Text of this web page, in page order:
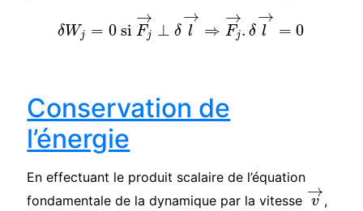
δWj = 0si Fj
→
⊥ δ l
→
⇒ Fj
→
. δ l
→
= 0
δW =0siFj →⊥δ → ⇒Fj →.δl → =
Conservation de
l’énergie
En effectuant le produit scalaire de l’équation
fondamentale de la dynamique par la vitesse
v
→
v→,